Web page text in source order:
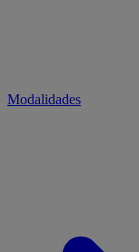
Modalidades